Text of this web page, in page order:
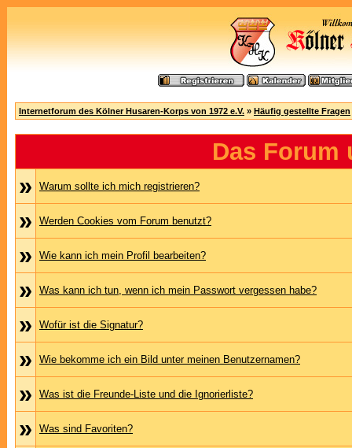
Internetforum des Kölner Husaren-Korps von 1972 e.V. » Häufig gestellte Fragen
Das Forum
»
Warum sollte ich mich registrieren?
» Werden Cookies vom Forum benutzt?
» Wie kann ich mein Profil bearbeiten?
» Was kann ich tun, wenn ich mein Passwort vergessen habe?
» Wofür ist die Signatur?
» Wie bekomme ich ein Bild unter meinen Benutzernamen?
» Was ist die Freunde-Liste und die Ignorierliste?
» Was sind Favoriten?